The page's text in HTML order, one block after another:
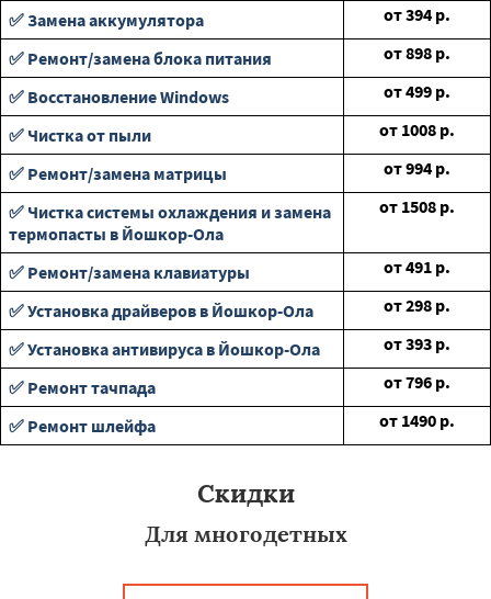
✅ Замена аккумулятора
от394 р.
✅ Ремонт/замена блока питания
от898 р.
✅ Восстановление Windows
от499 р.
✅ Чистка от пыли
от 1008 р.
✅ Ремонт/замена матрицы
от994 р.
✅ Чистка системы охлаждения и замена
термопасты в Йошкор-Ола
от 1508 р.
✅ Ремонт/замена клавиатуры от491 р.
✅ Установка драйверов в Йошкор-Ола
от298 р.
✅ Установка антивируса в Йошкор-Ола
от393 р.
✅ Ремонт тачпада
от796 р.
✅ Ремонт шлейфа
от 1490 р.
Скидки
Для многодетных